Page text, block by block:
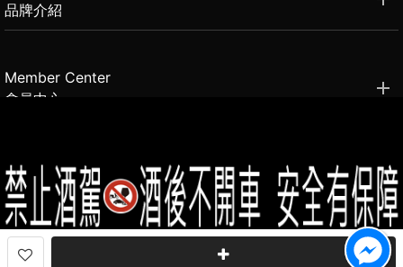
品牌介紹
Member Center
會員中心
2021思橙國際有限公司 版權所有 禁止轉貼節錄 All rights reserved.